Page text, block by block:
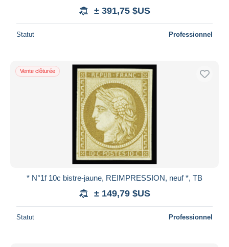
± 391,75 $US
Statut Professionnel
Vente clôturée
* N°1f 10c bistre-jaune, REIMPRESSION, neuf *, TB
± 149,79 $US
Statut Professionnel